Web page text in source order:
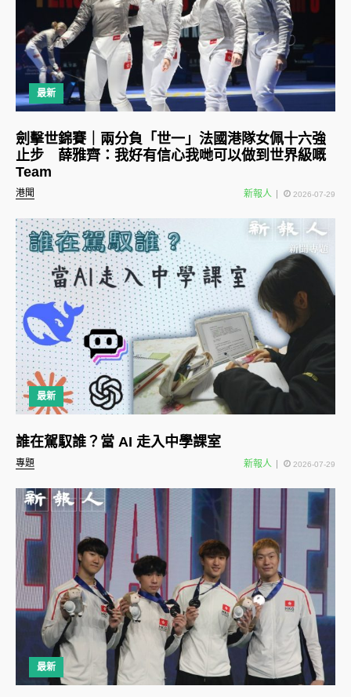
最新
港聞
劍擊世錦賽｜兩分負「世一」法國港隊女佩十六強
止步 薛雅齊：我好有信心我哋可以做到世界級嘅
Team
新報人 2026-07-29
最新
專題
誰在駕馭誰？當 AI 走入中學課室
新報人 2026-07-29
最新